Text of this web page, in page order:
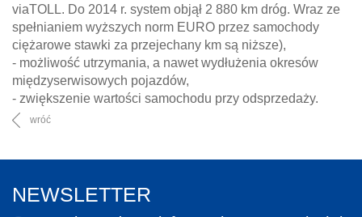
viaTOLL. Do 2014 r. system objął 2 880 km dróg. Wraz ze
spełnianiem wyższych norm EURO przez samochody
ciężarowe stawki za przejechany km są niższe),
- możliwość utrzymania, a nawet wydłużenia okresów
międzyserwisowych pojazdów,
- zwiększenie wartości samochodu przy odsprzedaży.
wróć
NEWSLETTER